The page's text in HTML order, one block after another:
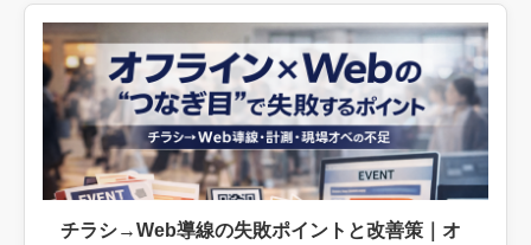
チラシ→Web導線の失敗ポイントと改善策｜オ